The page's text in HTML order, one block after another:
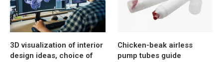
3D visualization of interior
design ideas, choice of
Chicken-beak airless
pump tubes guide